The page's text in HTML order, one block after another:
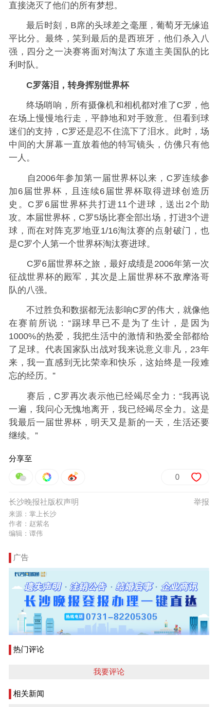
直接浇灭了他们的所有梦想。
最后时刻，B席的头球差之毫厘，葡萄牙无缘追
平比分。最终，笑到最后的是西班牙，他们杀入八
强，四分之一决赛将面对淘汰了东道主美国队的比
利时队。
C罗落泪，转身挥别世界杯
终场哨响，所有摄像机和相机都对准了C罗，他
在场上慢慢地行走，平静地和对手致意。但看到球
迷们的支持，C罗还是忍不住流下了泪水。此时，场
中间的大屏幕一直放着他的特写镜头，仿佛只有他
一人。
自2006年参加第一届世界杯以来，C罗连续参
加6届世界杯，且连续6届世界杯取得进球创造历
史。C罗6届世界杯共打进11个进球，送出2个助
攻。本届世界杯，C罗5场比赛全部出场，打进3个进
球，而在对阵克罗地亚1/16淘汰赛的点射破门，也
是C罗个人第一个世界杯淘汰赛进球。
C罗6届世界杯之旅，最好成绩是2006年第一次
征战世界杯的殿军，其次是上届世界杯不敌摩洛哥
队的八强。
不过胜负和数据都无法影响C罗的伟大，就像他
在赛前所说：“踢球早已不是为了生计，是因为
1000%的热爱，我把生活中的激情和热爱全部都给
了足球。代表国家队出战对我来说意义非凡，23年
来，我一直感到无比荣幸和快乐，这始终是一段难
忘的经历。”
赛后，C罗再次表示他已经竭尽全力：“我再说
一遍，我问心无愧地离开，我已经竭尽全力。这是
我最后一届世界杯，明天又是新的一天，生活还要
继续。”
分享至
0
举报
长沙晚报社版权声明
来源：掌上长沙
作者：赵紫名
编辑：谭伟
广告
热门评论
我要评论
相关新闻